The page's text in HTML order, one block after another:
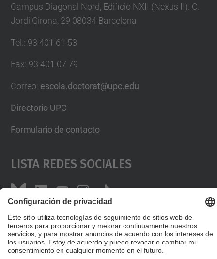
Campus Diagonal Nord, Edificio NXII (Nexus II). C.
Jordi Girona, 29 08034 Barcelona
Tel.: 93 401 61 53
Fax: 93 401 07 79
Correo: escola.doctorat@upc.edu
Directorio UPC
Formulario de contacto
Lista Redes Sociales
© UPCEscuela de Doctorado